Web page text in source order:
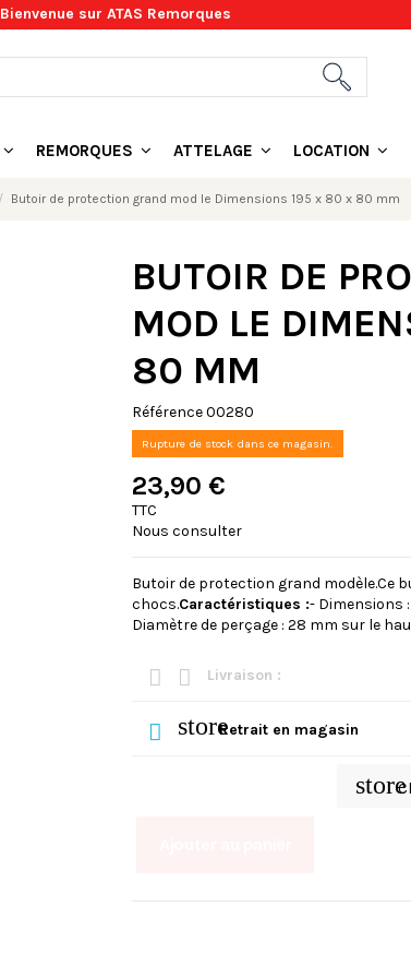
Bienvenue sur ATAS Remorques
REMORQUES ATTELAGE LOCATION
Butoir de protection grand mod le Dimensions 195 x 80 x 80 mm
BUTOIR DE
MOD LE
80 MM
Référence00280
Rupture de stock dans ce magasin.
23,90 €
TTC
Nous consulter
Butoir de protection grand modèle.Ce
chocs.Caractéristiques :- Dimensions
Diamètre de perçage : 28 mm sur le
Livraison :
storeRetrait en magasin
store